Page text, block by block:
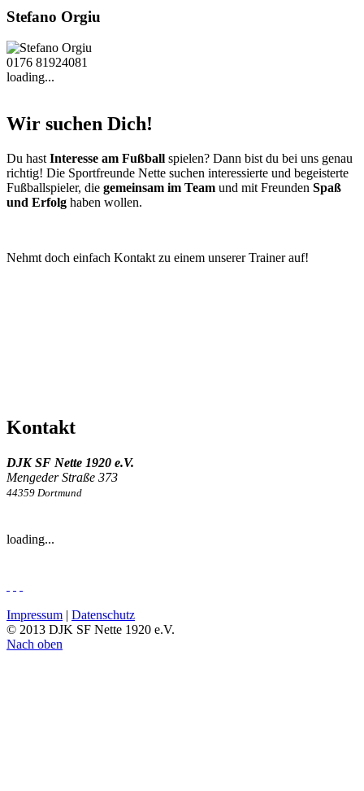
Stefano Orgiu
0176 81924081
loading...
Wir suchen Dich!
Du hast Interesse am Fußball spielen? Dann bist du bei uns genau
richtig! Die Sportfreunde Nette suchen interessierte und begeisterte
Fußballspieler, die gemeinsam im Team und mit Freunden Spaß
und Erfolg haben wollen.
Nehmt doch einfach Kontakt zu einem unserer Trainer auf!
Kontakt
DJK SF Nette 1920 e.V.
Mengeder Straße 373
44359 Dortmund
loading...
Impressum | Datenschutz
© 2013 DJK SF Nette 1920 e.V.
Nach oben